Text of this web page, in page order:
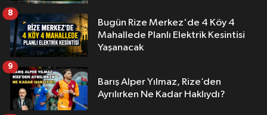
Bugün Rize Merkez'de 4 Köy 4
Mahallede Planlı Elektrik Kesintisi
Yaşanacak
8
Barış Alper Yılmaz, Rize’den
Ayrılırken Ne Kadar Haklıydı?
9